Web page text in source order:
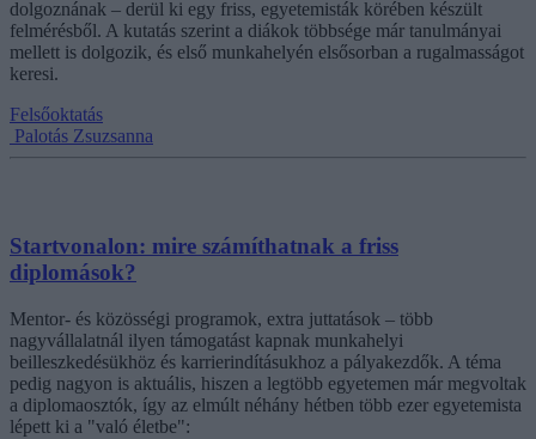
dolgoznának – derül ki egy friss, egyetemisták körében készült
felmérésből. A kutatás szerint a diákok többsége már tanulmányai
mellett is dolgozik, és első munkahelyén elsősorban a rugalmasságot
keresi.
Felsőoktatás
Palotás Zsuzsanna
Startvonalon: mire számíthatnak a friss
diplomások?
Mentor- és közösségi programok, extra juttatások – több
nagyvállalatnál ilyen támogatást kapnak munkahelyi
beilleszkedésükhöz és karrierindításukhoz a pályakezdők. A téma
pedig nagyon is aktuális, hiszen a legtöbb egyetemen már megvoltak
a diplomaosztók, így az elmúlt néhány hétben több ezer egyetemista
lépett ki a "való életbe":